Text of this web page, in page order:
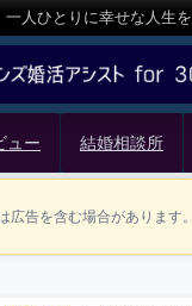
一人ひとりに幸せな人生を
ュー 結婚相談所
広告を含む場合があります。